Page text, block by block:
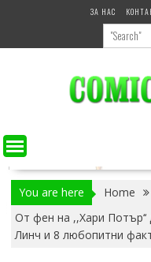
ЗА НАС
You are here Home
От фен на ,,Хари
Линч и 8 любопитни